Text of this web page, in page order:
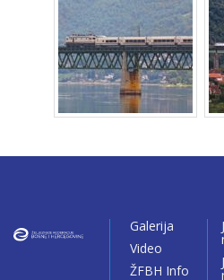
Galerija
Video
ŽFBH Info